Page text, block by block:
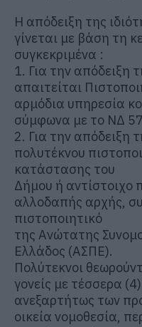
Η απόδειξη της
γίνεται με βάση τη
συγκεκριμένα :
1. Για την απόδειξη
απαιτείται
αρμόδια υπηρεσία
σύμφωνα με το ΝΔ
2. Για την απόδειξη
πολυτέκνου
κατάστασης του
Δήμου ή αντίστοιχο
αλλοδαπής αρχής,
πιστοποιητικό
της Ανώτατης
Ελλάδος (ΑΣΠΕ).
Πολύτεκνοι
γονείς με τέσσερα
ανεξαρτήτως των
οικεία νομοθεσία,